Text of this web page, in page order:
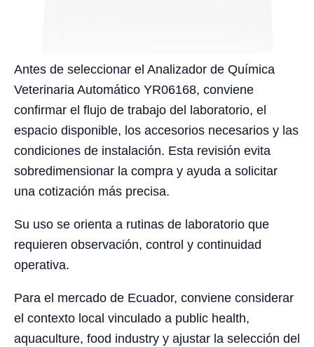
Antes de seleccionar el Analizador de Química
Veterinaria Automático YR06168, conviene
confirmar el flujo de trabajo del laboratorio, el
espacio disponible, los accesorios necesarios y las
condiciones de instalación. Esta revisión evita
sobredimensionar la compra y ayuda a solicitar
una cotización más precisa.
Su uso se orienta a rutinas de laboratorio que
requieren observación, control y continuidad
operativa.
Para el mercado de Ecuador, conviene considerar
el contexto local vinculado a public health,
aquaculture, food industry y ajustar la selección del